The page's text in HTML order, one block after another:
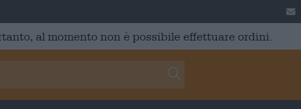
al momento non è possibile effettuare ordini.